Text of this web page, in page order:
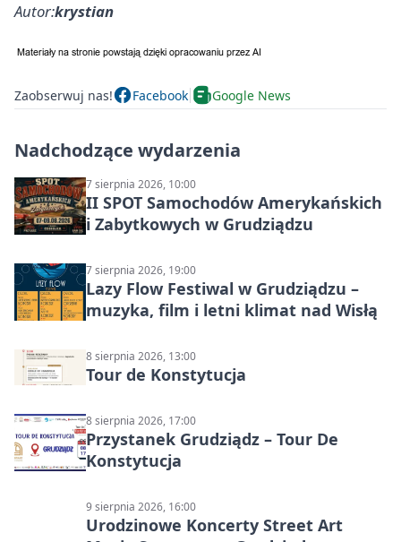
Autor:krystian
Zaobserwuj nas! Facebook Google News
Nadchodzące wydarzenia
7 sierpnia 2026, 10:00
II SPOT Samochodów Amerykańskich
i Zabytkowych w Grudziądzu
7 sierpnia 2026, 19:00
Lazy Flow Festiwal w Grudziądzu –
muzyka, film i letni klimat nad Wisłą
8 sierpnia 2026, 13:00
Tour de Konstytucja
8 sierpnia 2026, 17:00
Przystanek Grudziądz – Tour De
Konstytucja
9 sierpnia 2026, 16:00
Urodzinowe Koncerty Street Art